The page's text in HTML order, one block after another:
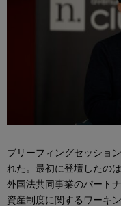
ブリーフィングセッショ
れた。最初に登壇したの
外国法共同事業のパート
資産制度に関するワーキ